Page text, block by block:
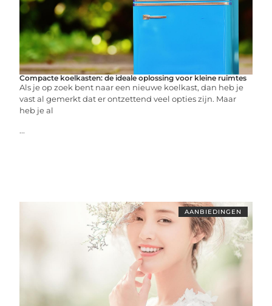
Compacte koelkasten: de ideale oplossing voor kleine ruimtes
Als je op zoek bent naar een nieuwe koelkast, dan heb je
vast al gemerkt dat er ontzettend veel opties zijn. Maar
heb je al
...
AANBIEDINGEN